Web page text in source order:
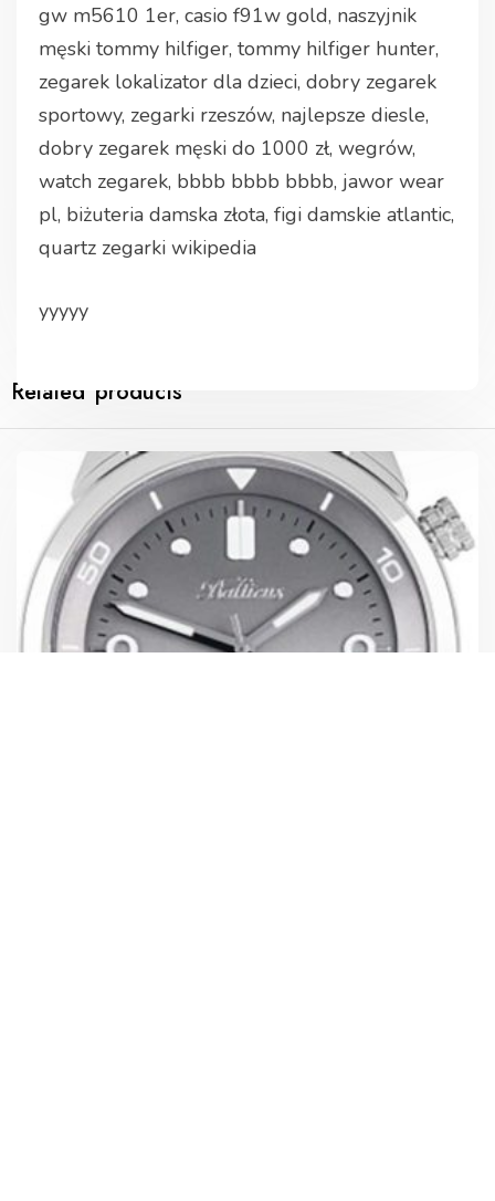
gw m5610 1er, casio f91w gold, naszyjnik
męski tommy hilfiger, tommy hilfiger hunter,
zegarek lokalizator dla dzieci, dobry zegarek
sportowy, zegarki rzeszów, najlepsze diesle,
dobry zegarek męski do 1000 zł, wegrów,
watch zegarek, bbbb bbbb bbbb, jawor wear
pl, biżuteria damska złota, figi damskie atlantic,
quartz zegarki wikipedia
yyyyy
Related products